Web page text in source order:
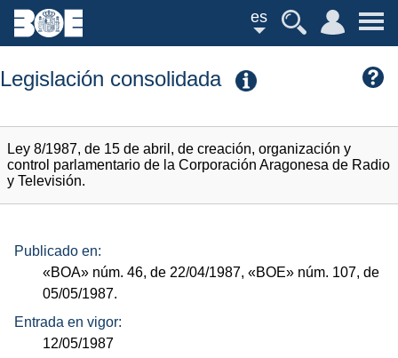
es
Legislación consolidada
Ley 8/1987, de 15 de abril, de creación, organización y
control parlamentario de la Corporación Aragonesa de Radio
y Televisión.
Publicado en:
«BOA» núm. 46, de 22/04/1987,«BOE» núm. 107, de
05/05/1987.
Entrada en vigor:
12/05/1987